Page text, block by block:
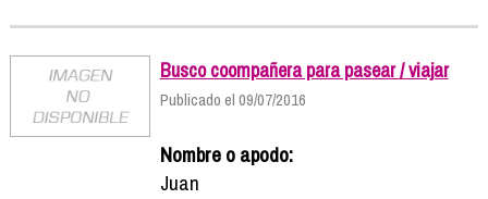
Busco coompañera para pasear / viajar
Publicado el 09/07/2016
Nombre o apodo:
Juan